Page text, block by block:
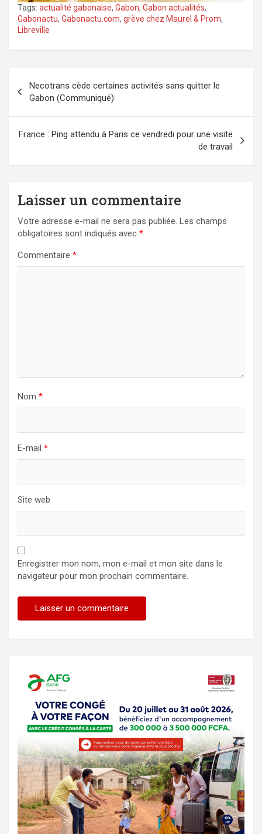
Tags: actualité gabonaise, Gabon, Gabon actualités,
Gabonactu, Gabonactu.com, grève chez Maurel & Prom,
Libreville
de
l’article
Necotrans cède certaines activités sans quitter le
Gabon (Communiqué)
France : Ping attendu à Paris ce vendredi pour une visite
de travail
Laisser un commentaire
Votre adresse e-mail ne sera pas publiée. Les champs
obligatoires sont indiqués avec *
Commentaire *
Nom *
E-mail *
Site web
Enregistrer mon nom, mon e-mail et mon site dans le
navigateur pour mon prochain commentaire.